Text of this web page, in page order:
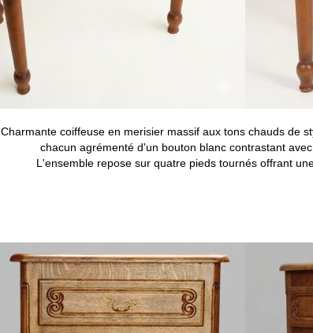
Charmante coiffeuse en merisier massif aux tons chauds de
chacun agrémenté d'un bouton blanc contrastant
L'ensemble repose sur quatre pieds tournés offrant